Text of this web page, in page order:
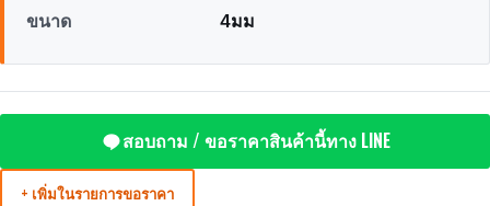
ขนาด 4มม
สอบถาม / ขอราคาสินค้านี้ทาง LINE
+ เพิ่มในรายการขอราคา